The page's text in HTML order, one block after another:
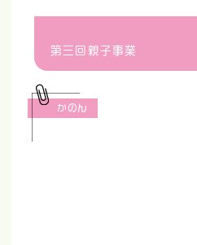
第三回親子事業
かのん